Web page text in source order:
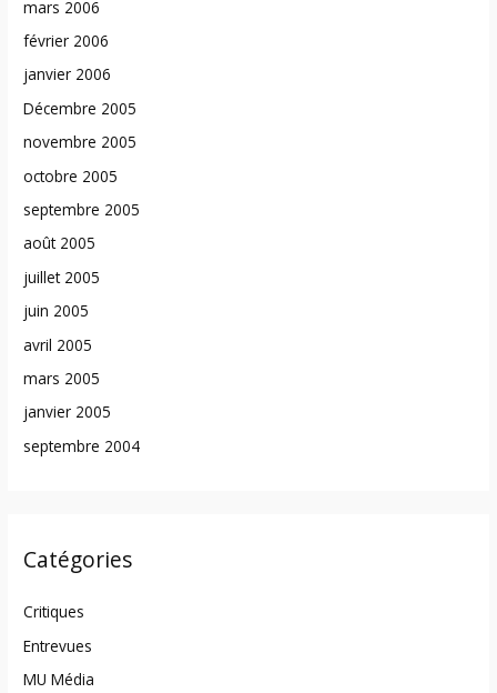
mars 2006
février 2006
janvier 2006
Décembre 2005
novembre 2005
octobre 2005
septembre 2005
août 2005
juillet 2005
juin 2005
avril 2005
mars 2005
janvier 2005
septembre 2004
Catégories
Critiques
Entrevues
MU Média